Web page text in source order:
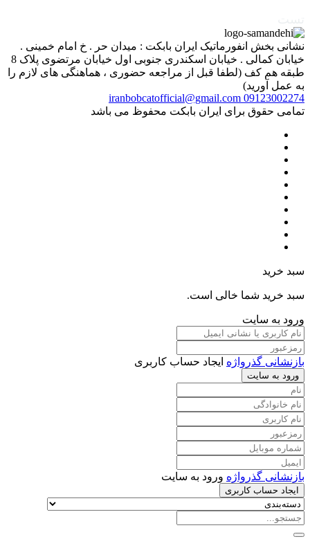
نشانی بخش انفورماتیک ایران بابکت : میدان حر . خ امام خمینی .
خیابان کمالی . خیابان اسکندری جنوبی اول خیابان مرتضوی پلاک 8
طبقه هم کف (لطفا قبل از مراجعه حضوری ، هماهنگی های لازم را
به عمل آورید)
09123002274
iranbobcatofficial@gmail.com
تمامی حقوق برای ایران بابکت محفوظ می باشد
سبد خرید
سبد خرید شما خالی است.
ورود به سایت
بازنشانی گذرواژه ایجاد حساب کاربری
ورود به سایت
بازنشانی گذرواژه ورود به سایت
ایجاد حساب کاربری